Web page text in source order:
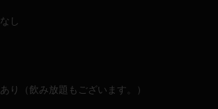
なし
あり（飲み放題もございます。）